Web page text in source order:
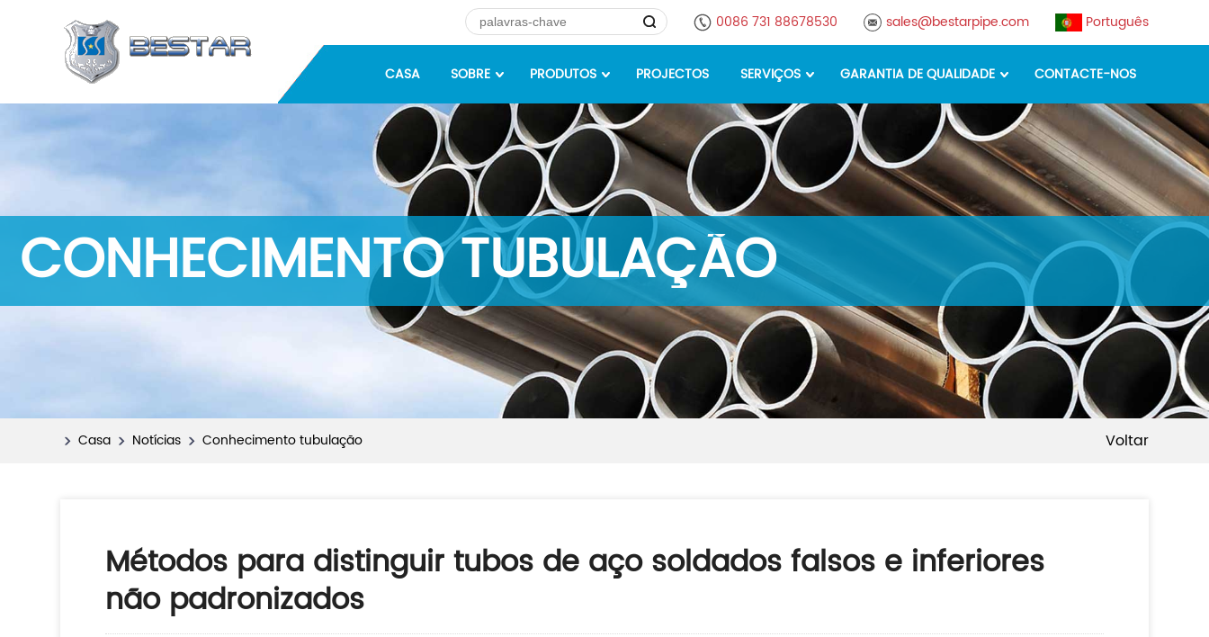
0086 731 88678530 sales@bestarpipe.com Português
CASA SOBRE PRODUTOS PROJECTOS SERVIÇOS GARANTIA DE QUALIDADE CONTACTE-NOS
CONHECIMENTO TUBULAÇÃO
Voltar
Casa Notícias Conhecimento tubulação
Métodos para distinguir tubos de aço soldados falsos e inferiores
não padronizados